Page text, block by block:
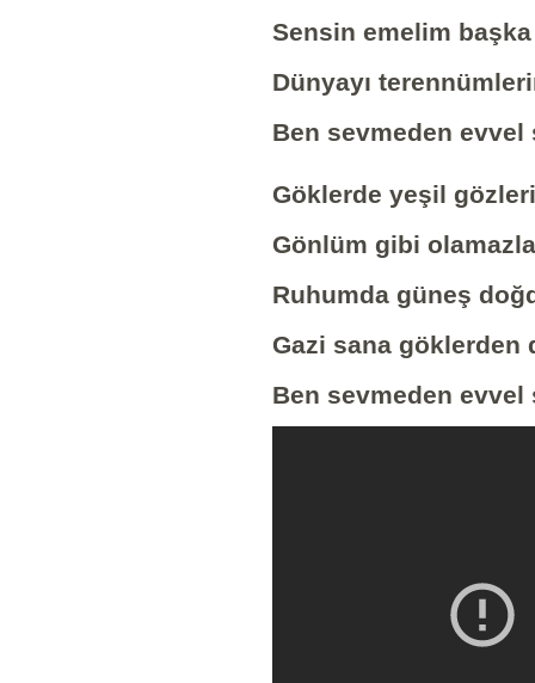
Sensin emelim
Dünyayı
Ben sevmeden
Göklerde yeşil
Gönlüm gibi
Ruhumda güneş
Gazi sana göklerden
Ben sevmeden